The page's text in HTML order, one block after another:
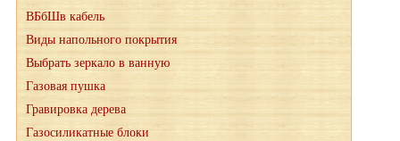
ВБбШв кабель
Виды напольного покрытия
Выбрать зеркало в ванную
Газовая пушка
Гравировка дерева
Газосиликатные блоки